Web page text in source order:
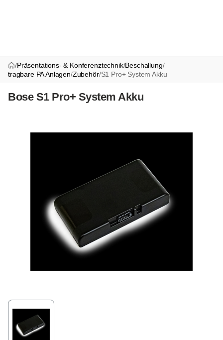
/Präsentations- & Konferenztechnik/Beschallung/
tragbare PA Anlagen/Zubehör/S1 Pro+ System Akku
Bose S1 Pro+ System Akku